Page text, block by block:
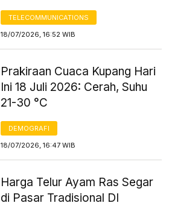
TELECOMMUNICATIONS
18/07/2026, 16:52 WIB
Prakiraan Cuaca Kupang Hari
Ini 18 Juli 2026: Cerah, Suhu
21-30 °C
DEMOGRAFI
18/07/2026, 16:47 WIB
Harga Telur Ayam Ras Segar
di Pasar Tradisional DI